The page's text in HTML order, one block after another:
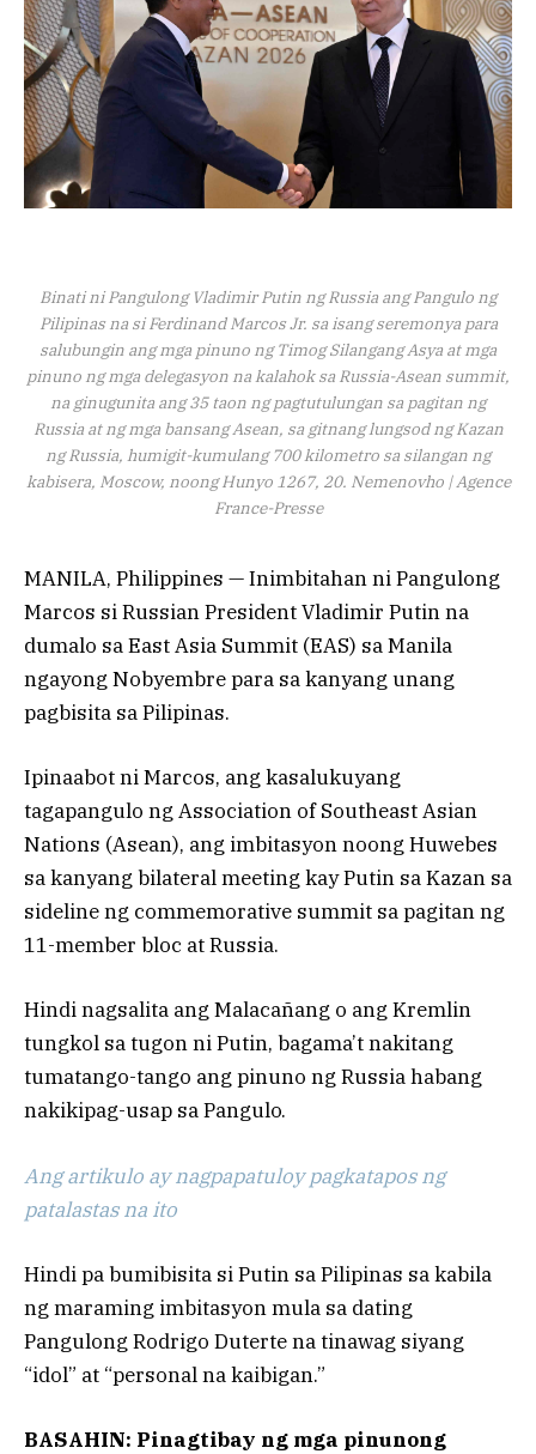
Binati ni Pangulong Vladimir Putin ng Russia ang Pangulo ng
Pilipinas na si Ferdinand Marcos Jr. sa isang seremonya para
salubungin ang mga pinuno ng Timog Silangang Asya at mga
pinuno ng mga delegasyon na kalahok sa Russia-Asean summit,
na ginugunita ang 35 taon ng pagtutulungan sa pagitan ng
Russia at ng mga bansang Asean, sa gitnang lungsod ng Kazan
ng Russia, humigit-kumulang 700 kilometro sa silangan ng
kabisera, Moscow, noong Hunyo 1267, 20. Nemenovho | Agence
France-Presse
MANILA, Philippines — Inimbitahan ni Pangulong
Marcos si Russian President Vladimir Putin na
dumalo sa East Asia Summit (EAS) sa Manila
ngayong Nobyembre para sa kanyang unang
pagbisita sa Pilipinas.
Ipinaabot ni Marcos, ang kasalukuyang
tagapangulo ng Association of Southeast Asian
Nations (Asean), ang imbitasyon noong Huwebes
sa kanyang bilateral meeting kay Putin sa Kazan sa
sideline ng commemorative summit sa pagitan ng
11-member bloc at Russia.
Hindi nagsalita ang Malacañang o ang Kremlin
tungkol sa tugon ni Putin, bagama’t nakitang
tumatango-tango ang pinuno ng Russia habang
nakikipag-usap sa Pangulo.
Ang artikulo ay nagpapatuloy pagkatapos ng
patalastas na ito
Hindi pa bumibisita si Putin sa Pilipinas sa kabila
ng maraming imbitasyon mula sa dating
Pangulong Rodrigo Duterte na tinawag siyang
“idol” at “personal na kaibigan.”
BASAHIN: Pinagtibay ng mga pinunong